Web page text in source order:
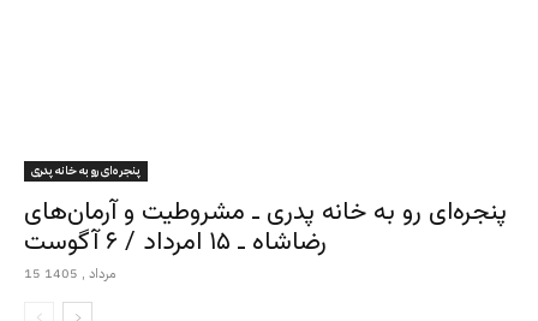
پنجره‌ای رو به خانه پدری
پنجره‌ای رو به خانه پدری ـ مشروطیت و آرمان‌های
رضاشاه ـ ۱۵ امرداد / ۶ آگوست
15 مرداد , 1405